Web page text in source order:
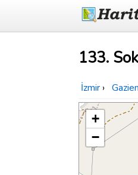
133.
İzmir ›
+
−